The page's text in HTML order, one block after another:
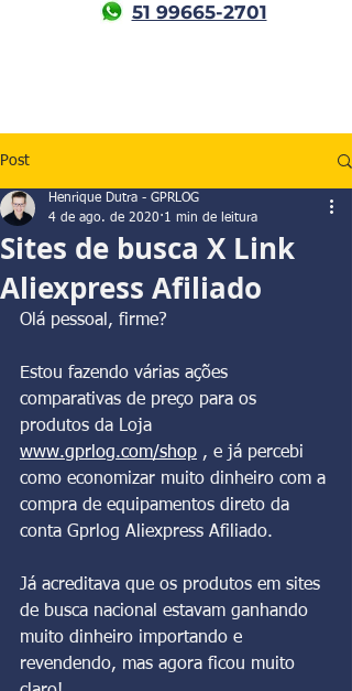
51 99665-2701
Post
Sites de busca X Link
Aliexpress Afiliado
Henrique Dutra - GPRLOG
4 de ago. de 2020 1 min de leitura
Olá pessoal, firme?
Estou fazendo várias ações
comparativas de preço para os
produtos da Loja
www.gprlog.com/shop , e já percebi
como economizar muito dinheiro com a
compra de equipamentos direto da
conta Gprlog Aliexpress Afiliado.
Já acreditava que os produtos em sites
de busca nacional estavam ganhando
muito dinheiro importando e
revendendo, mas agora ficou muito